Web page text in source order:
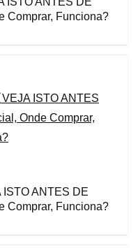
Comprar, Funciona?
ISTO ANTES DE
Comprar, Funciona?